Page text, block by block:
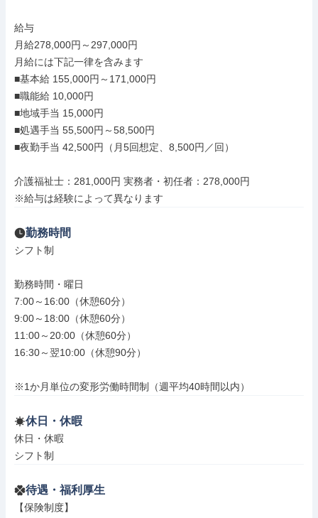
給与
月給278,000円～297,000円
月給には下記一律を含みます
■基本給 155,000円～171,000円
■職能給 10,000円
■地域手当 15,000円
■処遇手当 55,500円～58,500円
■夜勤手当 42,500円（月5回想定、8,500円／回）
介護福祉士：281,000円 実務者・初任者：278,000円
※給与は経験によって異なります
勤務時間
シフト制
勤務時間・曜日
7:00～16:00（休憩60分）
9:00～18:00（休憩60分）
11:00～20:00（休憩60分）
16:30～翌10:00（休憩90分）
※1か月単位の変形労働時間制（週平均40時間以内）
休日・休暇
休日・休暇
シフト制
待遇・福利厚生
【保険制度】